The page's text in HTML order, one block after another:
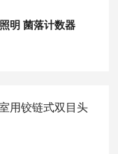
明 菌落计数器